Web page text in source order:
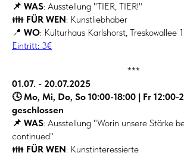
📌 WAS: Ausstellung "TIER, TIER!"
👪 FÜR WEN: Kunstliebhaber
📍 WO: Kulturhaus Karlshorst, Treskowallee
Eintritt: 3€
***
01.07. - 20.07.2025
🕓 Mo, Mi, Do, So 10:00-18:00 | Fr 12:00-
geschlossen
📌 WAS: Ausstellung "Worin unsere Stärke
continued"
👪 FÜR WEN: Kunstinteressierte